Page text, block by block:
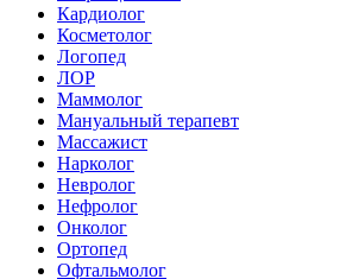
Кардиолог
Косметолог
Логопед
ЛОР
Маммолог
Мануальный терапевт
Массажист
Нарколог
Невролог
Нефролог
Онколог
Ортопед
Офтальмолог